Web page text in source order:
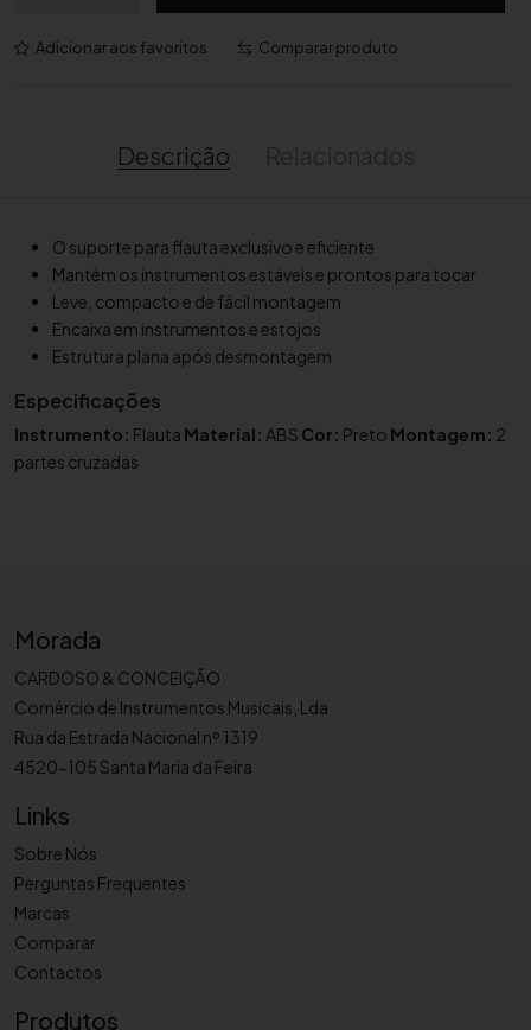
n
o
r
t
f
a
u
t
a
G
A
4
1
Adicionar aos favoritos Comparar produto
Descrição
O suporte para flauta exclusivo e eficiente
Mantém os instrumentos estáveis e prontos para tocar
Leve, compacto e de fácil montagem
Encaixa em instrumentos e estojos
Estrutura plana após desmontagem
Especificações
Instrumento: Flauta Material: ABS Cor: Preto Montagem: 2
partes cruzadas
Morada
CARDOSO & CONCEIÇÃO
Comércio de Instrumentos Musicais, Lda
Rua da Estrada Nacional nº 1319
4520-105 Santa Maria da Feira
Links
Sobre Nós
Perguntas Frequentes
Marcas
Comparar
Contactos
Produtos